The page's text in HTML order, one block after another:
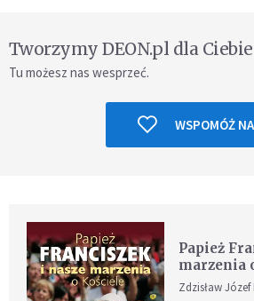
Tworzymy DEON.pl dla Ciebie
Tu możesz nas wesprzeć.
WSPOMÓŻ
Papież
marzenia
Zdzisław